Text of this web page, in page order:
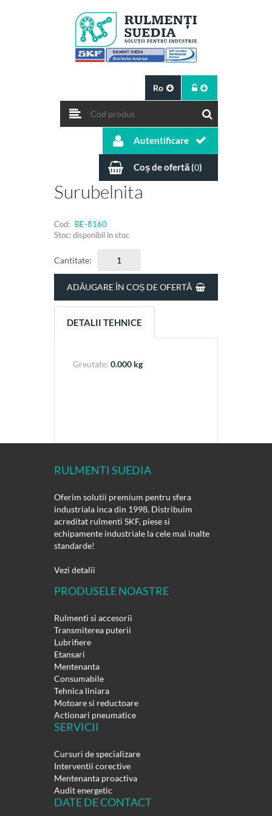
Ro
Autentificare
Coș de ofertă (0)
Surubelnita
Cod: BE-8160
Stoc: disponibil in stoc
Cantitate:
DETALII TEHNICE
Greutate: 0.000 kg
RULMENTI SUEDIA
Oferim solutii premium pentru sfera
industriala inca din 1998. Distribuim
acreditat rulmenti SKF, piese si
echipamente industriale la cele mai inalte
standarde!
Vezi detalii
PRODUSELE NOASTRE
Rulmenti si accesorii
Transmiterea puterii
Lubrifiere
Etansari
Mentenanta
Consumabile
Tehnica liniara
Motoare si reductoare
Actionari pneumatice
SERVICII
Cursuri de specializare
Interventii corective
Mentenanta proactiva
Audit energetic
DATE DE CONTACT